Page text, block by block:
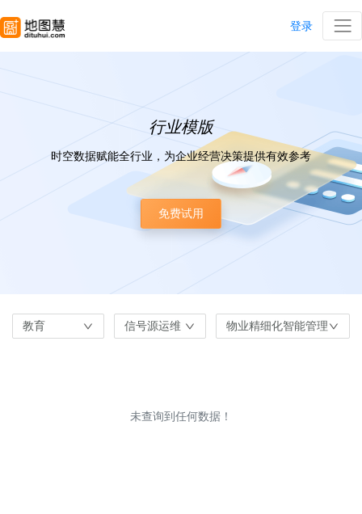
登录
行业模版
时空数据赋能全行业，为企业经营决策提供有效参考
免费试用
教育 信号源运维 物业精细化智能管理
未查询到任何数据！